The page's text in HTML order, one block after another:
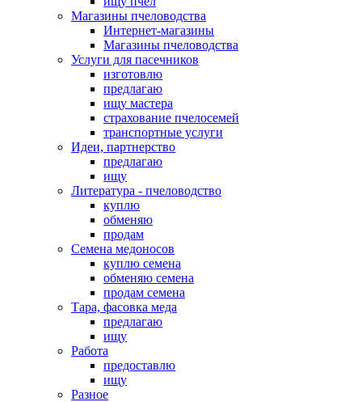
Магазины пчеловодства
Интернет-магазины
Магазины пчеловодства
Услуги для пасечников
изготовлю
предлагаю
ищу мастера
страхование пчелосемей
транспортные услуги
Идеи, партнерство
предлагаю
ищу
Литература - пчеловодство
куплю
обменяю
продам
Семена медоносов
куплю семена
обменяю семена
продам семена
Тара, фасовка меда
предлагаю
ищу
Работа
предоставлю
ищу
Разное